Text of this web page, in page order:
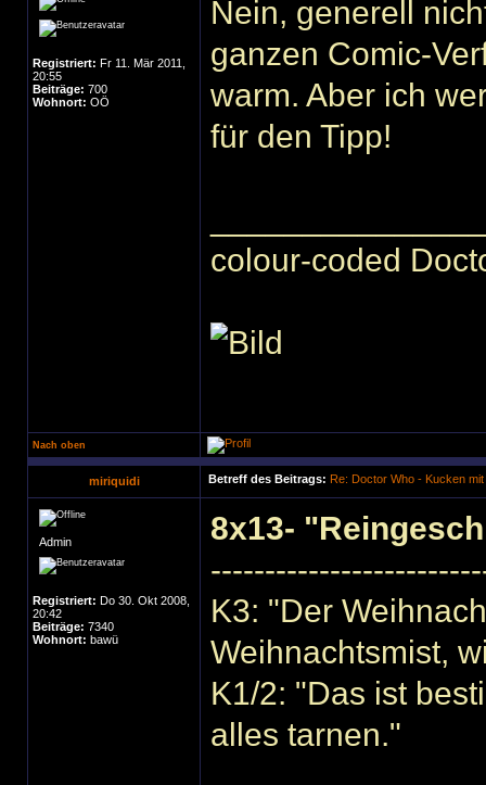
Registriert: Fr 11. Mär 2011,
20:55
Beiträge: 700
Wohnort: OÖ
Nein, generell
ganzen Comic-
warm. Aber ich
für den Tipp!
colour-coded
Nach oben
miriquidi Betreff des Beitrags: Re: Doctor Who - Kucken mit
Admin
Registriert: Do 30. Okt 2008,
20:42
Beiträge: 7340
Wohnort: bawü
8x13-
K3: "Der
Weihnachtsmist,
K1/2: "Das ist
alles tarnen."